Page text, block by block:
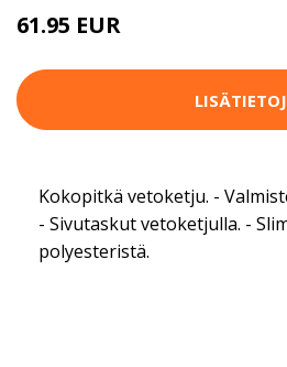
61.95 EUR
Kokopitkä vetoketju. -
- Sivutaskut vetoketjulla. -
polyesteristä.